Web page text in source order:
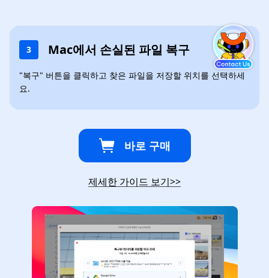
3 Mac에서 손실된 파일 복구
"복구" 버튼을 클릭하고 찾은 파일을 저장할 위치를 선택하세
요.
바로 구매
제세한 가이드 보기>>